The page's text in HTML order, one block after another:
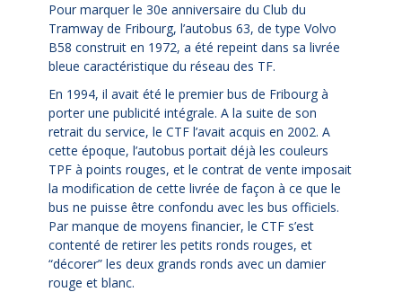
Pour marquer le 30e anniversaire du Club du
Tramway de Fribourg, l’autobus 63, de type Volvo
B58 construit en 1972, a été repeint dans sa livrée
bleue caractéristique du réseau des TF.
En 1994, il avait été le premier bus de Fribourg à
porter une publicité intégrale. A la suite de son
retrait du service, le CTF l’avait acquis en 2002. A
cette époque, l’autobus portait déjà les couleurs
TPF à points rouges, et le contrat de vente imposait
la modification de cette livrée de façon à ce que le
bus ne puisse être confondu avec les bus officiels.
Par manque de moyens financier, le CTF s’est
contenté de retirer les petits ronds rouges, et
“décorer” les deux grands ronds avec un damier
rouge et blanc.